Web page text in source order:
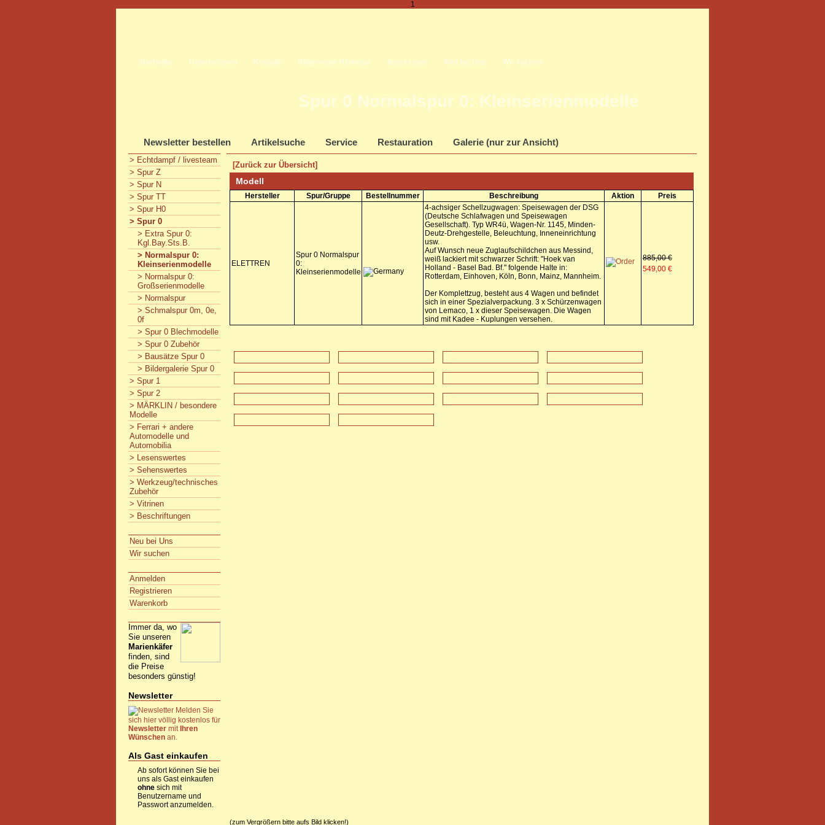
1
Startseite Unternehmen Kontakt Allgemeine Hinweise Impressum Neu bei Uns Wir suchen
Spur 0 Normalspur 0: Kleinserienmodelle
Newsletter bestellen Artikelsuche Service Restauration Galerie (nur zur Ansicht)
> Echtdampf / livesteam
> Spur Z
> Spur N
> Spur TT
> Spur H0
> Spur 0
> Extra Spur 0:
Kgl.Bay.Sts.B.
> Normalspur 0:
Kleinserienmodelle
> Normalspur 0:
Großserienmodelle
> Normalspur
> Schmalspur 0m, 0e,
0f
> Spur 0 Blechmodelle
> Spur 0 Zubehör
> Bausätze Spur 0
> Bildergalerie Spur 0
> Spur 1
> Spur 2
> MÄRKLIN / besondere
Modelle
> Ferrari + andere
Automodelle und
Automobilia
> Lesenswertes
> Sehenswertes
> Werkzeug/technisches
Zubehör
> Vitrinen
> Beschriftungen
Neu bei Uns
Wir suchen
Anmelden
Registrieren
Warenkorb
Immer da, wo
Sie unseren
Marienkäfer
finden, sind
die Preise
besonders günstig!
Newsletter
Melden Sie
sich hier völlig kostenlos für
Newsletter mit Ihren
Wünschen an.
Als Gast einkaufen
Ab sofort können Sie bei
uns als Gast einkaufen
ohne sich mit
Benutzername und
Passwort anzumelden.
[Zurück zur Übersicht]
Modell
Hersteller Spur/Gruppe Bestellnummer Beschreibung Aktion Preis
ELETTREN
Spur 0 Normalspur
0:
Kleinserienmodelle
4-achsiger Schellzugwagen: Speisewagen der DSG
(Deutsche Schlafwagen und Speisewagen
Gesellschaft). Typ WR4ü, Wagen-Nr. 1145, Minden-
Deutz-Drehgestelle, Beleuchtung, Inneneinrichtung
usw.
Auf Wunsch neue Zuglaufschildchen aus Messind,
weiß lackiert mit schwarzer Schrift: "Hoek van
Holland - Basel Bad. Bf." folgende Halte in:
Rotterdam, Einhoven, Köln, Bonn, Mainz, Mannheim.
Der Komplettzug, besteht aus 4 Wagen und befindet
sich in einer Spezialverpackung. 3 x Schürzenwagen
von Lemaco, 1 x dieser Speisewagen. Die Wagen
sind mit Kadee - Kuplungen versehen.
885,00 €
549,00 €
(zum Vergrößern bitte aufs Bild klicken!)